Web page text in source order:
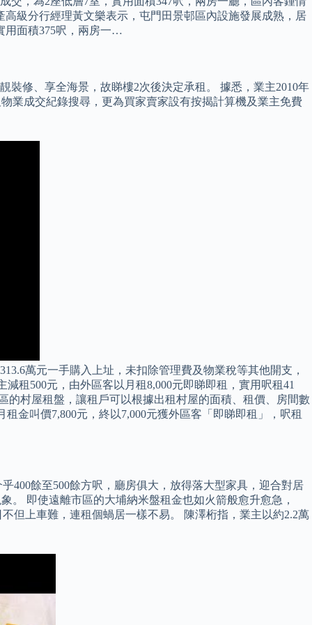
級分行經理黃文樂表示，屯門田景邨區內設施發展成熟，居
用面積375呎，兩房一…
裝修、享全海景，故睇樓2次後決定承租。 據悉，業主2010年
業成交紀錄搜尋，更為買家賣家設有按揭計算機及業主免費
萬元一手購入上址，未扣除管理費及物業稅等其他開支，
租500元，由外區客以月租8,000元即睇即租，實用呎租41
的村屋租盤，讓租戶可以根據出租村屋的面積、租價、房間數
金叫價7,800元，終以7,000元獲外區客「即睇即租」，呎租
400餘至500餘方呎，廳房俱大，放得落大型家具，迎合對居
。 即使遠離市區的大埔納米盤租金也如火箭般愈升愈急，
但上車難，連租個蝸居一樣不易。 陳澤桁指，業主以約2.2萬